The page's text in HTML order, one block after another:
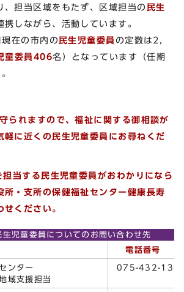
、担当区域をもたず、区域担当の 民生
携しながら、活動しています。
在の市内の 民生児童委員 の定数は2，
童委員406名）となっています（任期
られますので、福祉に関する御相談が
軽に近くの民生児童委員にお尋ねくだ
当する民生児童委員がおわかりになら
所・支所の保健福祉センター健康長寿
ください。
生児童委員についてのお問い合わせ先
電話番号
ンター
域支援担当
075-432-